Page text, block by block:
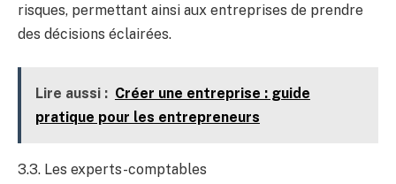
risques, permettant ainsi aux entreprises de prendre
des décisions éclairées.
Lire aussi : Créer une entreprise : guide
pratique pour les entrepreneurs
3.3. Les experts-comptables